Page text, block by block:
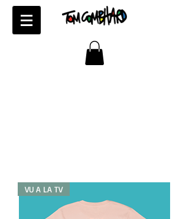
VU A LA TV